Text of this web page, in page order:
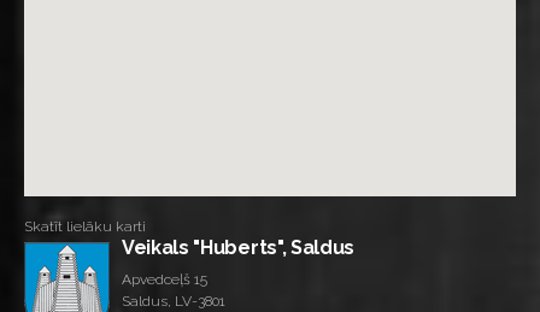
Skatīt lielāku karti
Veikals "Huberts", Saldus
Apvedceļš 15
Saldus, LV-3801